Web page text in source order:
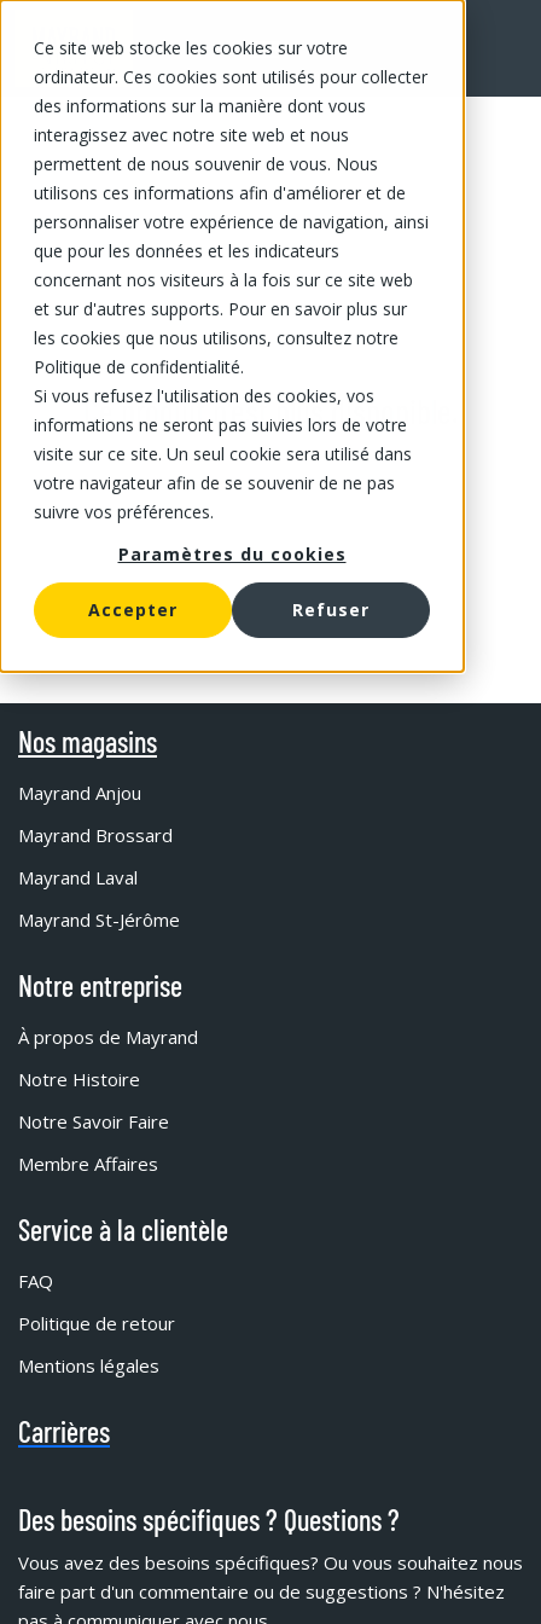
Ce site web stocke les cookies sur votre
ordinateur. Ces cookies sont utilisés pour collecter
des informations sur la manière dont vous
interagissez avec notre site web et nous
permettent de nous souvenir de vous. Nous
utilisons ces informations afin d'améliorer et de
personnaliser votre expérience de navigation, ainsi
que pour les données et les indicateurs
concernant nos visiteurs à la fois sur ce site web
et sur d'autres supports. Pour en savoir plus sur
les cookies que nous utilisons, consultez notre
Politique de confidentialité.
Si vous refusez l'utilisation des cookies, vos
informations ne seront pas suivies lors de votre
visite sur ce site. Un seul cookie sera utilisé dans
votre navigateur afin de se souvenir de ne pas
suivre vos préférences.
Paramètres du cookies
Accepter Refuser
Ce produit n'est plus disponible.
Nos magasins
Mayrand Anjou
Mayrand Brossard
Mayrand Laval
Mayrand St-Jérôme
Notre entreprise
À propos de Mayrand
Notre Histoire
Notre Savoir Faire
Membre Affaires
Service à la clientèle
FAQ
Politique de retour
Mentions légales
Carrières
Des besoins spécifiques ? Questions ?
Vous avez des besoins spécifiques? Ou vous souhaitez nous
faire part d'un commentaire ou de suggestions ? N'hésitez